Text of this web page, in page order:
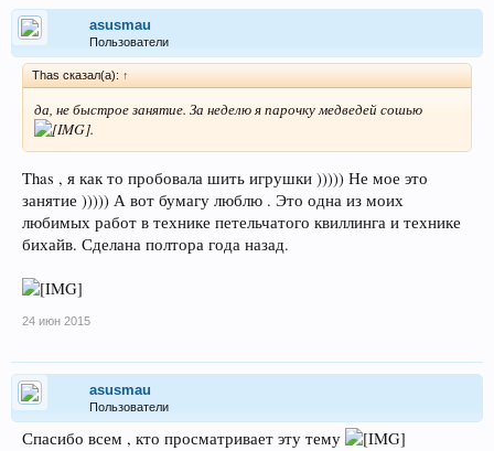
asusmau
Пользователи
Thas сказал(а): ↑
да, не быстрое занятие. За неделю я парочку медведей сошью
.
Thas , я как то пробовала шить игрушки ))))) Не мое это
занятие ))))) А вот бумагу люблю . Это одна из моих
любимых работ в технике петельчатого квиллинга и технике
бихайв. Сделана полтора года назад.
24 июн 2015
asusmau
Пользователи
Спасибо всем , кто просматривает эту тему